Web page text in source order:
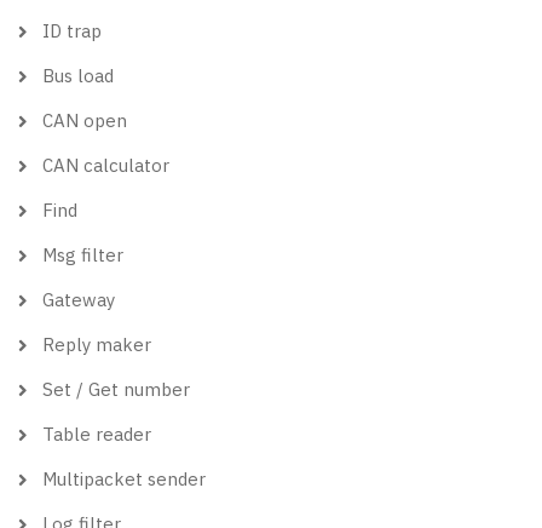
ID trap
Bus load
CAN open
CAN calculator
Find
Msg filter
Gateway
Reply maker
Set / Get number
Table reader
Multipacket sender